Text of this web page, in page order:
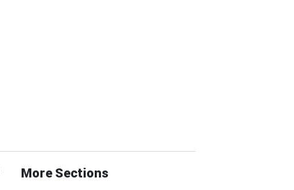
More Sections